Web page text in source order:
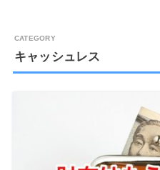
キャッシュレス